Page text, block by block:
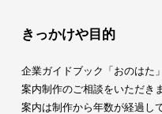
きっかけや目的
企業ガイドブック「おのはた
案内制作のご相談をいただき
案内は制作から年数が経過し